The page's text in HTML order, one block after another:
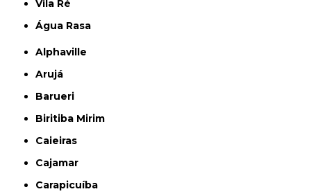
Vila Ré
Água Rasa
Alphaville
Arujá
Barueri
Biritiba Mirim
Caieiras
Cajamar
Carapicuíba